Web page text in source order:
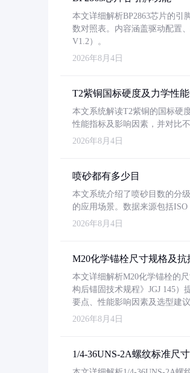
本文详细解析BP2863芯片的
数对照表。内容涵盖驱动配置
V1.2）。
2026年8月4日
T2紫铜国标硬度及力学性
本文系统解读T2紫铜的国标硬
性能指标及影响因素，并对比
2026年8月4日
喷砂都有多少目
本文系统介绍了喷砂目数的分
的应用场景。数据来源包括
2026年8月4日
M20化学锚栓尺寸规格及
本文详细解析M20化学锚栓的
构后锚固技术规程》JGJ 145
要点、性能影响因素及选型建
2026年8月4日
1/4-36UNS-2A螺纹标准尺寸